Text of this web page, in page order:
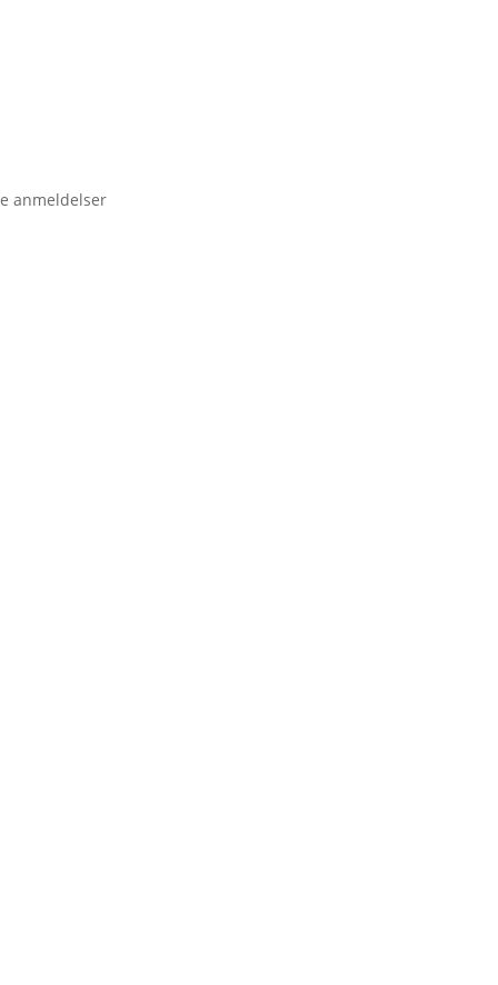
anmeldelser